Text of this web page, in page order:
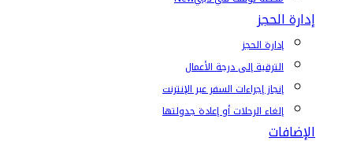
إدارة الحجز
إدارة الحجز
الترقية إلى درجة الأعمال
إنجاز إجراءات السفر عبر الإنترنت
إلغاء الرحلات أو إعادة جدولتها
الإضافات